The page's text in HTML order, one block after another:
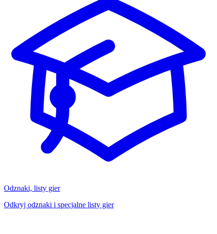
Odznaki, listy gier
Odkryj odznaki i specjalne listy gier